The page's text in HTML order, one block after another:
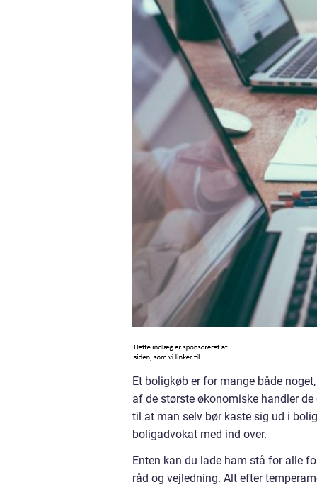
Et boligkøb er for mange både
af de største økonomiske handler
til at man selv bør kaste sig ud i
boligadvokat med ind over.
Enten kan du lade ham stå for alle
råd og vejledning. Alt efter